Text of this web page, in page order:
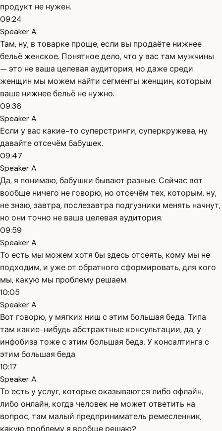
продукт не нужен.
09:24
Speaker A
Там, ну, в товарке проще, если вы продаёте нижнее
бельё женское. Понятное дело, что у вас там мужчины
— это не ваша целевая аудитория, но даже среди
женщин мы можем найти сегменты женщин, которым
ваше нижнее бельё не нужно.
09:36
Speaker A
Если у вас какие-то суперстринги, суперкружева, ну
давайте отсечём бабушек.
09:47
Speaker A
Да, я понимаю, бабушки бывают разные. Сейчас вот
вообще ничего не говорю, но отсечём тех, которым, ну,
не знаю, завтра, послезавтра подгузники менять начнут,
но они точно не ваша целевая аудитория.
09:59
Speaker A
То есть мы можем хотя бы здесь отсеять, кому мы не
подходим, и уже от обратного сформировать, для кого
мы, какую мы проблему решаем.
10:05
Speaker A
Вот говорю, у мягких ниш с этим большая беда. Типа
там какие-нибудь абстрактные консультации, да, у
инфобиза тоже с этим большая беда. У консалтинга с
этим большая беда.
10:17
Speaker A
То есть у услуг, которые оказываются либо офлайн,
либо онлайн, когда человек не может ответить на
вопрос, там малый предприниматель ремесленник,
какую проблему я вообще решаю?